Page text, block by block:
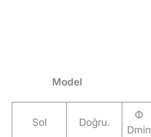
Model
Sol Doğru.
Φ
Dmin